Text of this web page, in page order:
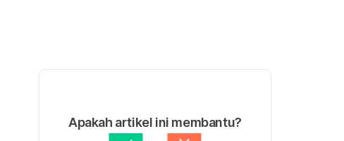
Apakah artikel ini membantu?